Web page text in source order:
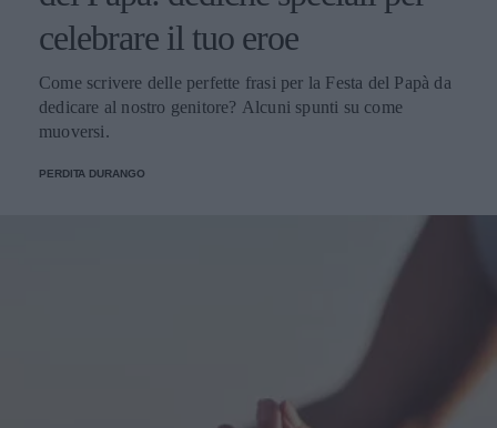
celebrare il tuo eroe
Come scrivere delle perfette frasi per la Festa del Papà da
dedicare al nostro genitore? Alcuni spunti su come
muoversi.
PERDITA DURANGO